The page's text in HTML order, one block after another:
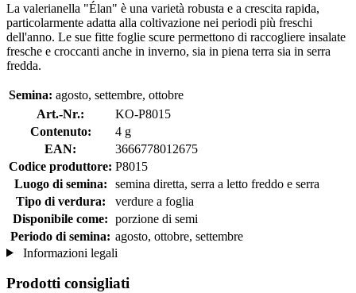
La valerianella "Élan" è una varietà robusta e a crescita rapida,
particolarmente adatta alla coltivazione nei periodi più freschi
dell'anno. Le sue fitte foglie scure permettono di raccogliere insalate
fresche e croccanti anche in inverno, sia in piena terra sia in serra
fredda.
Semina: agosto, settembre, ottobre
Art.-Nr.:
KO-P8015
Contenuto:
4 g
EAN:
3666778012675
Codice produttore: P8015
Luogo di semina:
semina diretta, serra a letto freddo e serra
Tipo di verdura:
verdure a foglia
Disponibile come: porzione di semi
Periodo di semina: agosto, ottobre, settembre
Informazioni legali
Prodotti consigliati